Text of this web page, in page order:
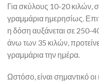
Για σκύλους 10-20 κιλών,
γραμμάρια ημερησίως.
η δόση αυξάνεται σε 250-
άνω των 35 κιλών,
γραμμάρια την ημέρα.
Ωστόσο, είναι σημαντικό